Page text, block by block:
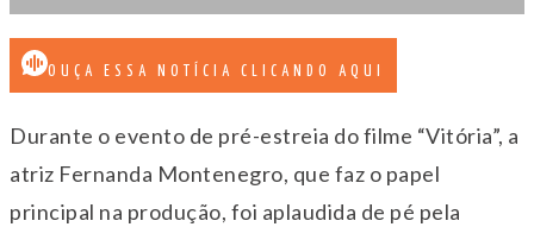
OUÇA ESSA NOTÍCIA CLICANDO AQUI
Durante o evento de pré-estreia do filme “Vitória”, a
atriz Fernanda Montenegro, que faz o papel
principal na produção, foi aplaudida de pé pela